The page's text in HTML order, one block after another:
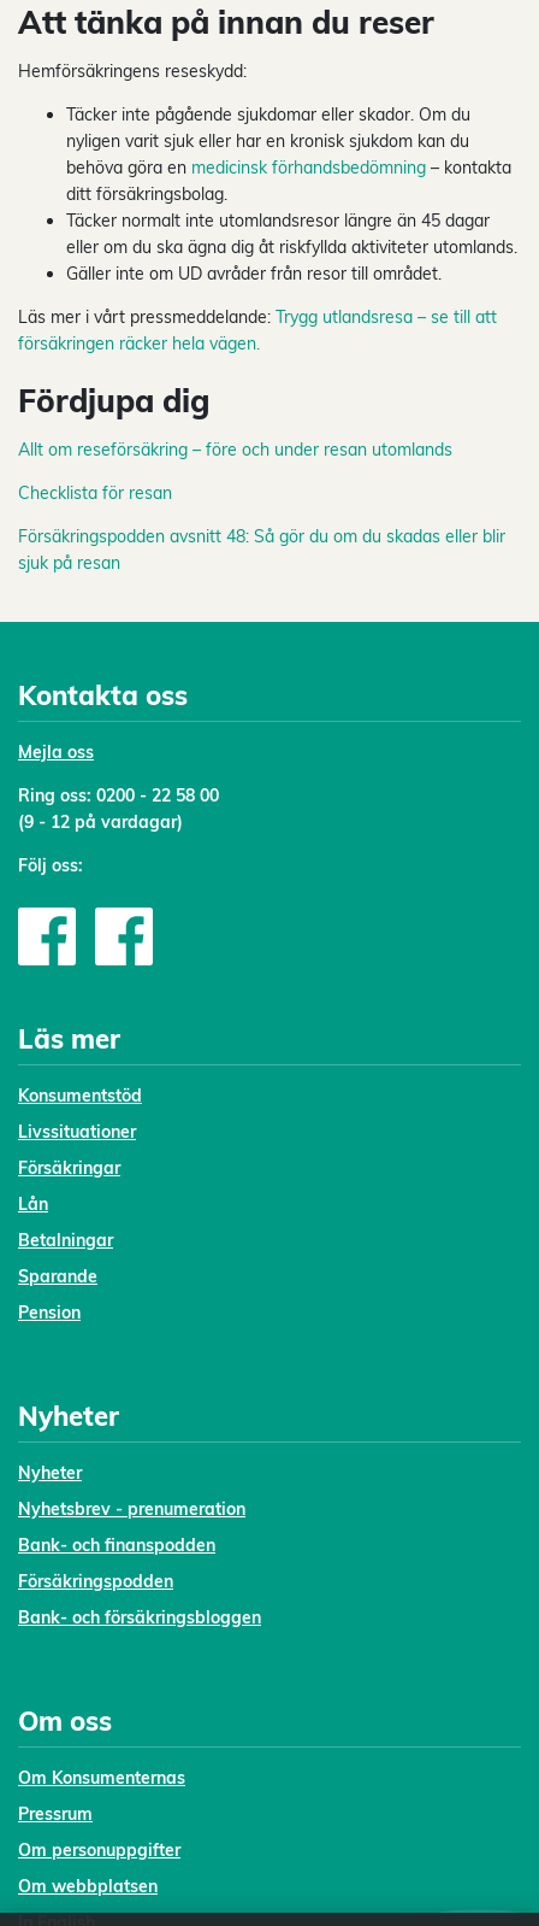
Att tänka på innan du reser
Hemförsäkringens reseskydd:
Täcker inte pågående sjukdomar eller skador. Om du
nyligen varit sjuk eller har en kronisk sjukdom kan du
behöva göra en medicinsk förhandsbedömning – kontakta
ditt försäkringsbolag.
Täcker normalt inte utomlandsresor längre än 45 dagar
eller om du ska ägna dig åt riskfyllda aktiviteter utomlands.
Gäller inte om UD avråder från resor till området.
Läs mer i vårt pressmeddelande: Trygg utlandsresa – se till att
försäkringen räcker hela vägen.
Fördjupa dig
Allt om reseförsäkring – före och under resan utomlands
Checklista för resan
Försäkringspodden avsnitt 48: Så gör du om du skadas eller blir
sjuk på resan
Kontakta oss
Mejla oss
Ring oss: 0200 - 22 58 00
(9 - 12 på vardagar)
Följ oss:
Läs mer
Konsumentstöd
Livssituationer
Försäkringar
Lån
Betalningar
Sparande
Pension
Nyheter
Nyheter
Nyhetsbrev - prenumeration
Bank- och finanspodden
Försäkringspodden
Bank- och försäkringsbloggen
Om oss
Om Konsumenternas
Pressrum
Om personuppgifter
Om webbplatsen